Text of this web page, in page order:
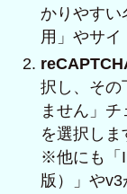
かりやすい
用」やサイ
択し、その
ません」チ
を選択しま
※他にも「
版）」や